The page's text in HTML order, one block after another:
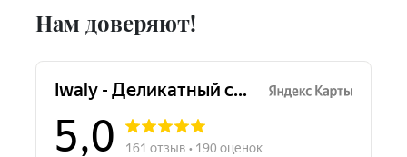
Нам доверяют!